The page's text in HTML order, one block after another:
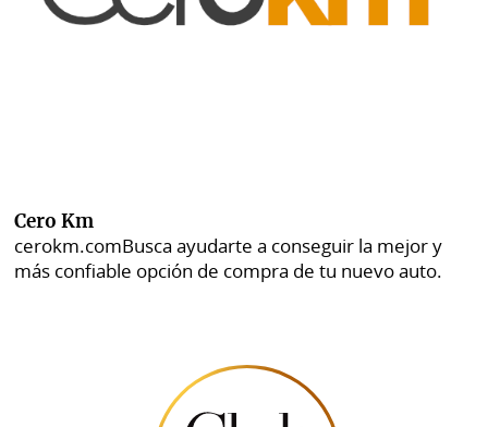
Cero Km
cerokm.comBusca ayudarte a conseguir la mejor y
más confiable opción de compra de tu nuevo auto.